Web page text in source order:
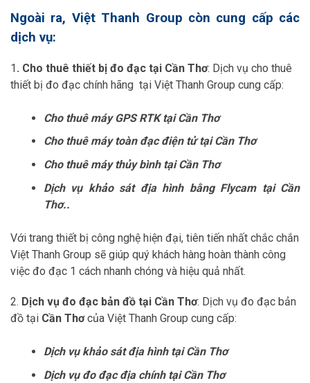
Ngoài ra, Việt Thanh Group còn cung cấp các
dịch vụ:
1. Cho thuê thiết bị đo đạc tại Cần Thơ: Dịch vụ cho thuê
thiết bị đo đạc chính hãng tại Việt Thanh Group cung cấp:
Cho thuê máy GPS RTK tại Cần Thơ
Cho thuê máy toàn đạc điện tử tại Cần Thơ
Cho thuê máy thủy bình tại Cần Thơ
Dịch vụ khảo sát địa hình bằng Flycam tại Cần
Thơ..
Với trang thiết bị công nghệ hiện đại, tiên tiến nhất chắc chắn
Việt Thanh Group sẽ giúp quý khách hàng hoàn thành công
việc đo đạc 1 cách nhanh chóng và hiệu quả nhất.
2. Dịch vụ đo đạc bản đồ tại Cần Thơ: Dịch vụ đo đạc bản
đồ tại Cần Thơcủa Việt Thanh Group cung cấp:
Dịch vụ khảo sát địa hình tại Cần Thơ
Dịch vụ đo đạc địa chính tại Cần Thơ